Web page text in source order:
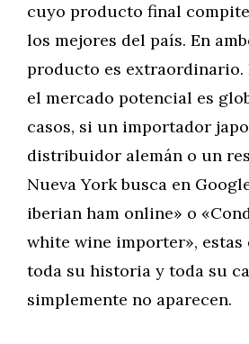
cuyo producto final
los mejores del país. En
producto es extraordinario.
el mercado potencial es
casos, si un importador
distribuidor alemán o un
Nueva York busca en
iberian ham online» o
white wine importer», estas
toda su historia y toda su
simplemente no aparecen.